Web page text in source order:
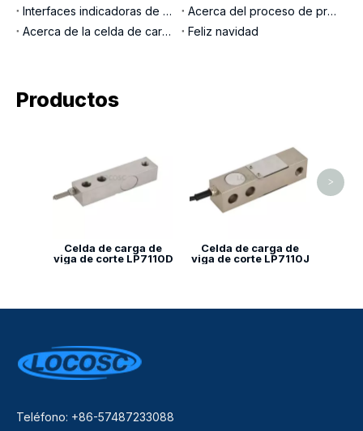
Interfaces indicadoras de pesaje
Acerca del proceso de producción LOCOSC para básculas, células de carga e indicadores
Acerca de la celda de carga del pasador de carga
Feliz navidad
Productos
Celda de carga de
viga de corte LP7110D
Celda de carga de
viga de corte LP7110J
>
Teléfono: +86-57487233088